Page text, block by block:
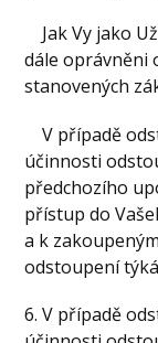
Jak Vy jako
dále oprávněni
stanovených
V případě
účinnosti
předchozího
přístup do
a k
odstoupení
6. V případě